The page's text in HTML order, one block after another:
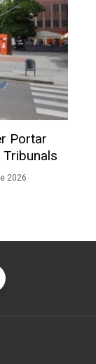
Portar
Tribunals
2026